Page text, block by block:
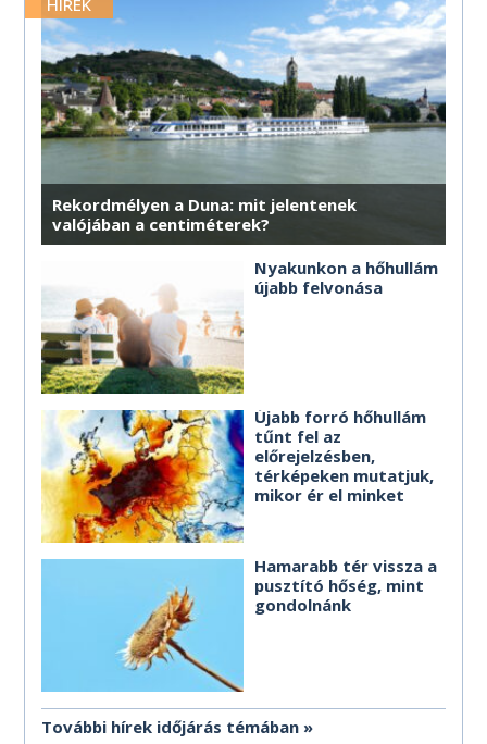
MÉG TÖBB HOROSZKÓP
MÉG TÖBB HOROSZKÓP
MÉG TÖBB HOROSZKÓP
MÉG TÖBB HOROSZKÓP
MÉG TÖBB HOROSZKÓP
MÉG TÖBB HOROSZKÓP
Rekordmélyen a Duna: mit jelentenek
valójában a centiméterek?
Nyakunkon a hőhullám
újabb felvonása
Újabb forró hőhullám
tűnt fel az
előrejelzésben,
térképeken mutatjuk,
mikor ér el minket
Hamarabb tér vissza a
pusztító hőség, mint
gondolnánk
További hírek időjárás témában